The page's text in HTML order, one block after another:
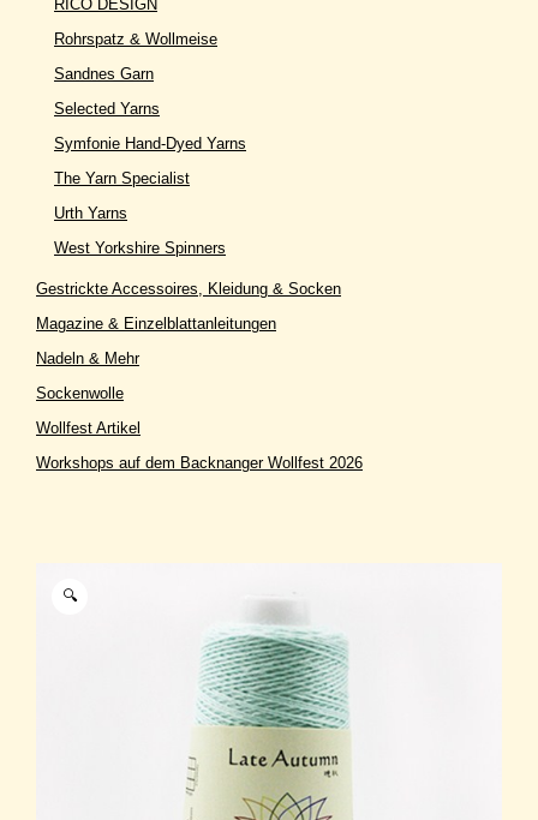
🔍
RICO DESIGN
Rohrspatz & Wollmeise
Sandnes Garn
Selected Yarns
Symfonie Hand-Dyed Yarns
The Yarn Specialist
Urth Yarns
West Yorkshire Spinners
Gestrickte Accessoires, Kleidung & Socken
Magazine & Einzelblattanleitungen
Nadeln & Mehr
Sockenwolle
Wollfest Artikel
Workshops auf dem Backnanger Wollfest 2026